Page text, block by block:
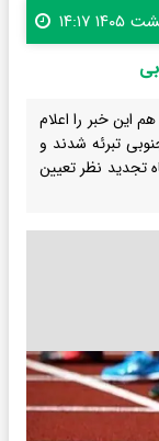
این خبر را اعلام
تبرئه شدند و
تجدید نظر تعیین